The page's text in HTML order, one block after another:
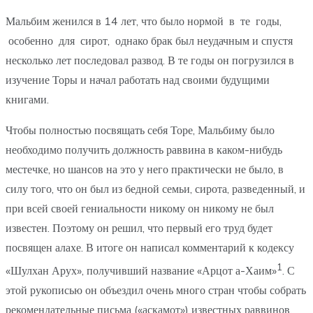
Мальбим женился в 14 лет, что было нормой в те годы,
особенно для сирот, однако брак был неудачным и спустя
несколько лет последовал развод. В те годы он погрузился в
изучение Торы и начал работать над своими будущими
книгами.
Чтобы полностью посвящать себя Торе, Мальбиму было
необходимо получить должность раввина в каком-нибудь
местечке, но шансов на это у него практически не было, в
силу того, что он был из бедной семьи, сирота, разведенный, и
при всей своей гениальности никому он никому не был
известен. Поэтому он решил, что первый его труд будет
посвящен алахе. В итоге он написал комментарий к кодексу
«Шулхан Арух», получивший название «Арцот а-Хаим»1. С
этой рукописью он объездил очень много стран чтобы собрать
рекомендательные письма («аскамот») известных раввинов.